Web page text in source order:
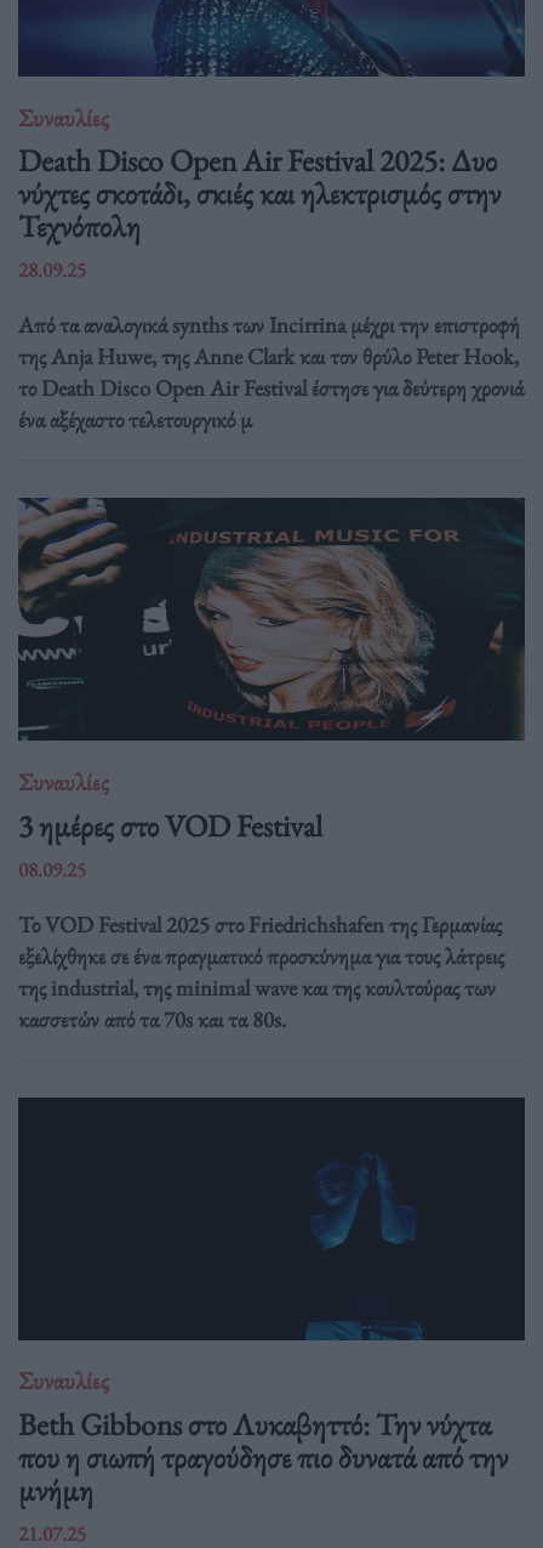
Συναυλίες
Death Disco Open Air Festival 2025: Δυο
νύχτες σκοτάδι, σκιές και ηλεκτρισμός στην
Τεχνόπολη
28.09.25
Από τα αναλογικά synths των Incirrina μέχρι την επιστροφή
της Anja Huwe, της Anne Clark και τον θρύλο Peter Hook,
το Death Disco Open Air Festival έστησε για δεύτερη χρονιά
ένα αξέχαστο τελετουργικό μ
Συναυλίες
3 ημέρες στο VOD Festival
08.09.25
Το VOD Festival 2025 στο Friedrichshafen της Γερμανίας
εξελίχθηκε σε ένα πραγματικό προσκύνημα για τους λάτρεις
της industrial, της minimal wave και της κουλτούρας των
κασσετών από τα 70s και τα 80s.
Συναυλίες
Beth Gibbons στο Λυκαβηττό: Την νύχτα
που η σιωπή τραγούδησε πιο δυνατά από την
μνήμη
21.07.25